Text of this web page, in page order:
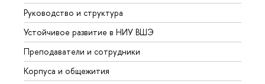
Руководство и структура
Устойчивое развитие в НИУ ВШЭ
Преподаватели и сотрудники
Корпуса и общежития